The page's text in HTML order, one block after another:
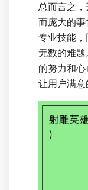
总而言之
而庞大的
专业技能
无数的难
的努力和
让用户满意